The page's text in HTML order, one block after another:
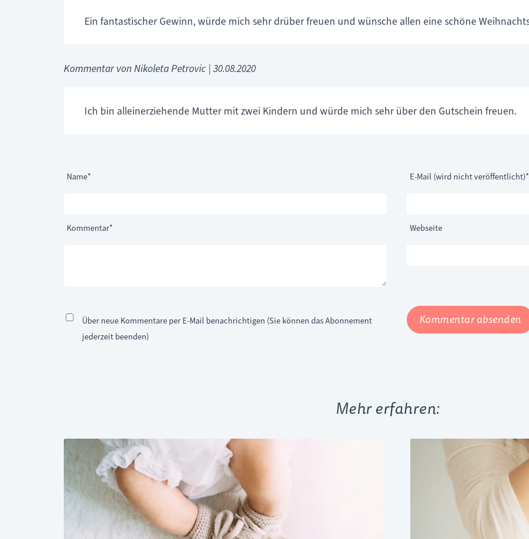
Ein fantastischer Gewinn, würde mich sehr drüber freuen und wünsche allen eine schöne
Kommentar von Nikoleta Petrovic | 30.08.2020
Ich bin alleinerziehende Mutter mit zwei Kindern und würde mich sehr über den Gutschein freuen.
Pflichtfeld
Name* Pflichtfeld
E-Mail (wird nicht veröffentlicht)*
Webseite
Pflichtfeld
Kommentar*
Über neue Kommentare per E-Mail benachrichtigen (Sie können das Abonnement
jederzeit beenden)
Kommentar absenden
Mehr erfahren: